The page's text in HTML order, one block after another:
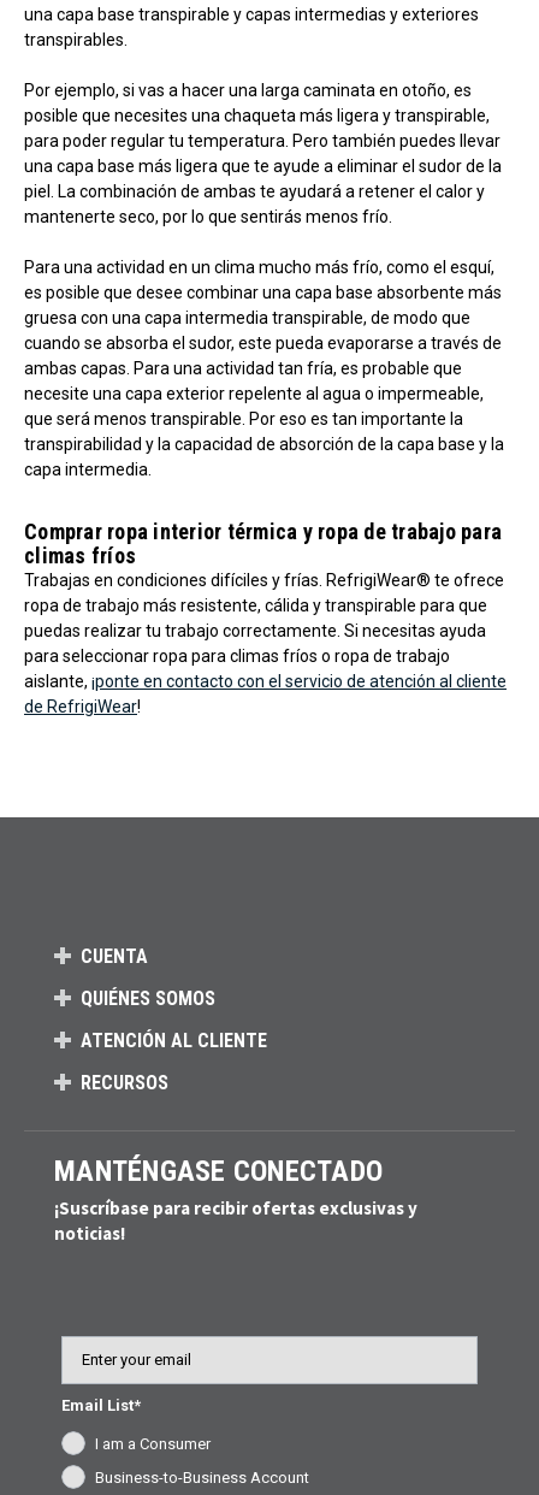
una capa base transpirable y capas intermedias y exteriores
transpirables.
Por ejemplo, si vas a hacer una larga caminata en otoño, es
posible que necesites una chaqueta más ligera y transpirable,
para poder regular tu temperatura. Pero también puedes llevar
una capa base más ligera que te ayude a eliminar el sudor de la
piel. La combinación de ambas te ayudará a retener el calor y
mantenerte seco, por lo que sentirás menos frío.
Para una actividad en un clima mucho más frío, como el esquí,
es posible que desee combinar una capa base absorbente más
gruesa con una capa intermedia transpirable, de modo que
cuando se absorba el sudor, este pueda evaporarse a través de
ambas capas. Para una actividad tan fría, es probable que
necesite una capa exterior repelente al agua o impermeable,
que será menos transpirable. Por eso es tan importante la
transpirabilidad y la capacidad de absorción de la capa base y la
capa intermedia.
Comprar ropa interior térmica y ropa de trabajo para
climas fríos
Trabajas en condiciones difíciles y frías. RefrigiWear® te ofrece
ropa de trabajo más resistente, cálida y transpirable para que
puedas realizar tu trabajo correctamente. Si necesitas ayuda
para seleccionar ropa para climas fríos o ropa de trabajo
aislante, ¡ponte en contacto con el servicio de atención al cliente
de RefrigiWear!
CUENTA
QUIÉNES SOMOS
ATENCIÓN AL CLIENTE
RECURSOS
MANTÉNGASE CONECTADO
¡Suscríbase para recibir ofertas exclusivas y
noticias!
Email List*
I am a Consumer
Business-to-Business Account